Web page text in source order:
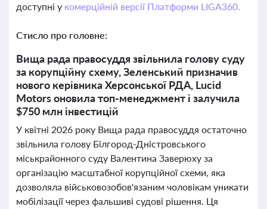
доступні у комерційній версії Платформи LIGA360.
Стисло про головне:
Вища рада правосуддя звільнила голову суду
за корупційну схему, Зеленський призначив
нового керівника Херсонської РДА, Lucid
Motors оновила топ-менеджмент і залучила
$750 млн інвестицій
У квітні 2026 року Вища рада правосуддя остаточно
звільнила голову Білгород-Дністровського
міськрайонного суду Валентина Заверюху за
організацію масштабної корупційної схеми, яка
дозволяла військовозобов'язаним чоловікам уникати
мобілізації через фальшиві судові рішення. Ця